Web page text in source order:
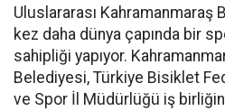
Uluslararası Kahramanmaraş
kez daha dünya çapında bir
sahipliği yapıyor.
Belediyesi, Türkiye Bisiklet
ve Spor İl Müdürlüğü iş